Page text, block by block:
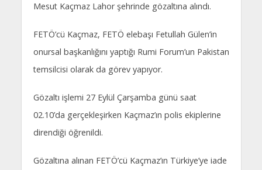
Mesut Kaçmaz Lahor şehrinde gözaltına alındı.
FETÖ’cü Kaçmaz, FETÖ elebaşı Fetullah Gülen’in
onursal başkanlığını yaptığı Rumi Forum’un Pakistan
temsilcisi olarak da görev yapıyor.
Gözaltı işlemi 27 Eylül Çarşamba günü saat
02.10’da gerçekleşirken Kaçmaz’ın polis ekiplerine
direndiği öğrenildi.
Gözaltına alınan FETÖ’cü Kaçmaz’ın Türkiye’ye iade